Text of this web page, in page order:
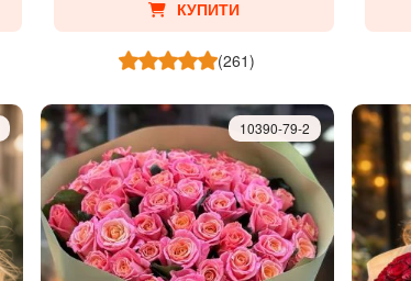
КУПИТИ
(261)
10390-79-2